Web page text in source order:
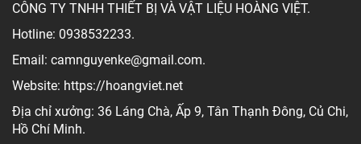
CÔNG TY TNHH THIẾT BỊ VÀ VẬT LIỆU HOÀNG VIỆT.
Hotline: 0938532233.
Email: camnguyenke@gmail.com.
Website: https://hoangviet.net
Địa chỉ xưởng: 36 Láng Chà, Ấp 9, Tân Thạnh Đông, Củ Chi,
Hồ Chí Minh.